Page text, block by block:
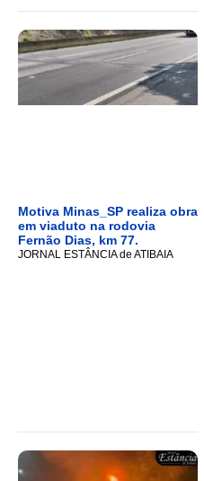
Motiva Minas_SP realiza obra
em viaduto na rodovia
Fernão Dias, km 77.
JORNAL ESTÂNCIA de ATIBAIA